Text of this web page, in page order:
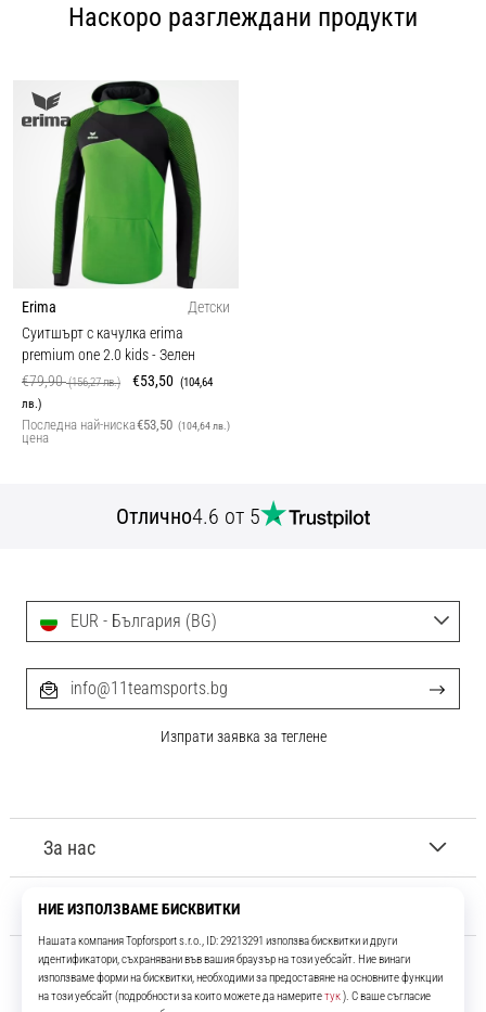
Наскоро разглеждани продукти
Erima
Детски
Суитшърт с качулка erima
premium one 2.0 kids- Зелен
€79,90(156,27 лв.) €53,50 (104,64
лв.)
Последна най-ниска
цена
€53,50 (104,64 лв.)
Отлично4.6 от 5
За нас
Обслужване на клиенти
EUR - България (BG)
info@11teamsports.bg
Изпрати заявка за теглене